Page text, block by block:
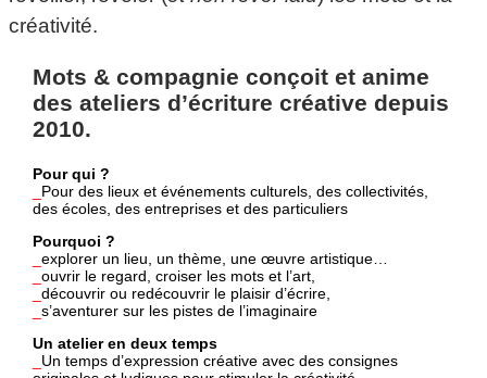
créativité.
Mots & compagnie conçoit et anime
des ateliers d’écriture créative depuis
2010.
Pour qui ?
Pour des lieux et événements culturels, des collectivités,
des écoles, des entreprises et des particuliers
Pourquoi ?
explorer un lieu, un thème, une œuvre artistique…
ouvrir le regard, croiser les mots et l’art,
découvrir ou redécouvrir le plaisir d’écrire,
s’aventurer sur les pistes de l’imaginaire
Un atelier en deux temps
Un temps d’expression créative avec des consignes